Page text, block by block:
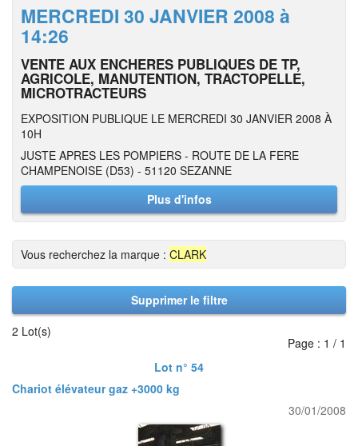
MERCREDI 30 JANVIER 2008 à
14:26
VENTE AUX ENCHERES PUBLIQUES DE TP,
AGRICOLE, MANUTENTION, TRACTOPELLE,
MICROTRACTEURS
EXPOSITION PUBLIQUE LE MERCREDI 30 JANVIER 2008 À
10H
JUSTE APRES LES POMPIERS - ROUTE DE LA FERE
CHAMPENOISE (D53) - 51120 SEZANNE
Plus d'infos
Vous recherchez la marque : CLARK
Supprimer le filtre
2 Lot(s)
Page : 1 / 1
Lot n° 54
Chariot élévateur gaz +3000 kg
30/01/2008